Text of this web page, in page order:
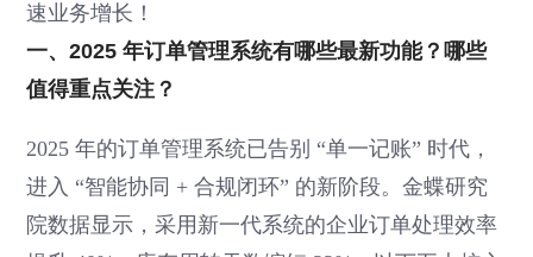
速业务增长！
一、2025 年订单管理系统有哪些最新功能？哪些
值得重点关注？
2025 年的订单管理系统已告别 “单一记账” 时代，
进入 “智能协同 + 合规闭环” 的新阶段。金蝶研究
院数据显示，采用新一代系统的企业订单处理效率